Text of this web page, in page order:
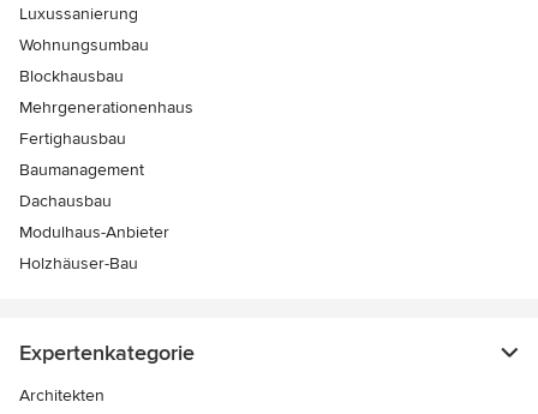
Luxussanierung
Wohnungsumbau
Blockhausbau
Mehrgenerationenhaus
Fertighausbau
Baumanagement
Dachausbau
Modulhaus-Anbieter
Holzhäuser-Bau
Expertenkategorie
Architekten